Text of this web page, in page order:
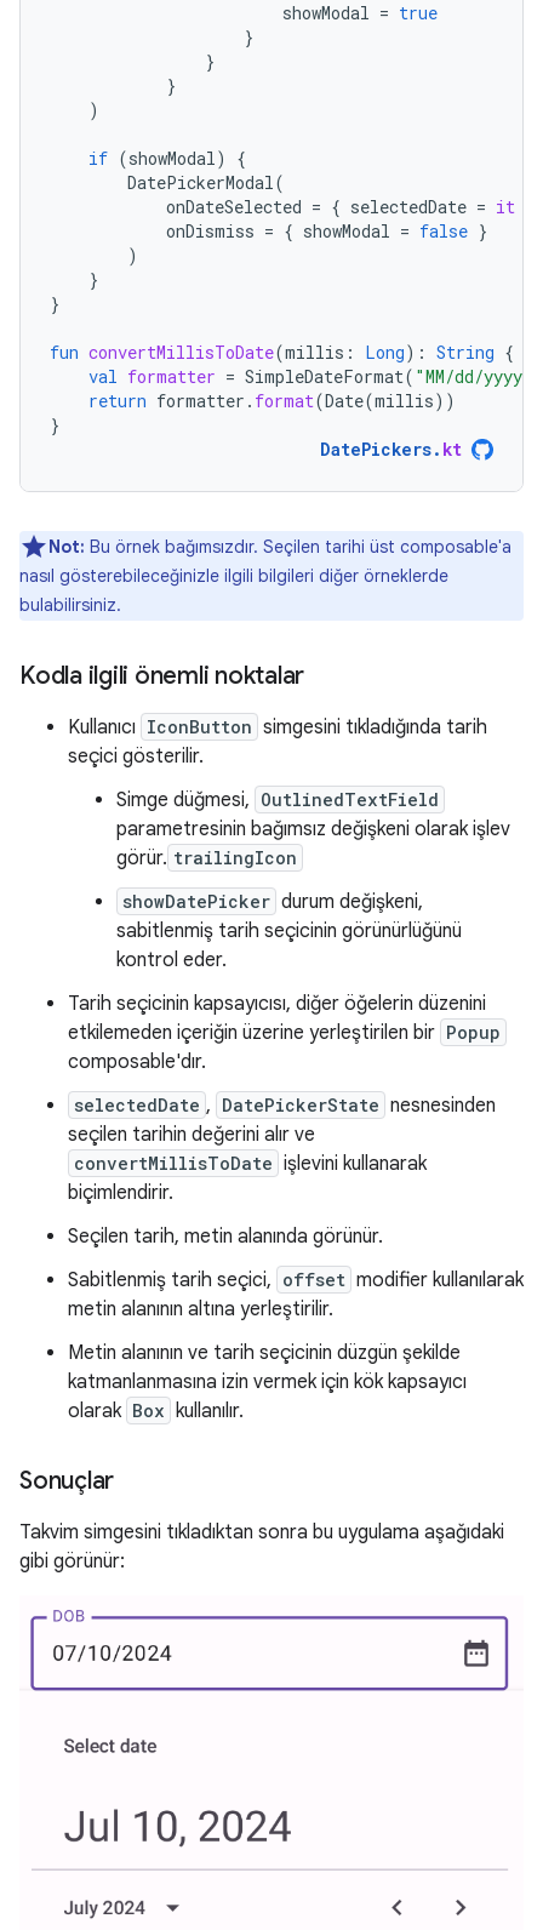
showModal = true
}
}
}
)
if (showModal)
{
DatePickerModal(
onDateSelected = { selectedDate = it
onDismiss = { showModal = false }
)
}
}
fun convertMillisToDate(millis : Long): String {
val formatter = SimpleDateFormat( "MM/dd/yyyy"
return formatter . format(Date(millis))
}
DatePickers. kt
Not: Bu örnek bağımsızdır. Seçilen tarihi üst composable'a
nasıl gösterebileceğinizle ilgili bilgileri diğer örneklerde
bulabilirsiniz.
Kodla ilgili önemli noktalar
Kullanıcı IconButton simgesini tıkladığında tarih
seçici gösterilir.
Simge düğmesi, OutlinedTextField
parametresinin bağımsız değişkeni olarak işlev
görür. trailingIcon
showDatePicker durum değişkeni,
sabitlenmiş tarih seçicinin görünürlüğünü
kontrol eder.
Tarih seçicinin kapsayıcısı, diğer öğelerin düzenini
etkilemeden içeriğin üzerine yerleştirilen bir Popup
composable'dır.
selectedDate , DatePickerState nesnesinden
seçilen tarihin değerini alır ve
convertMillisToDate işlevini kullanarak
biçimlendirir.
Seçilen tarih, metin alanında görünür.
Sabitlenmiş tarih seçici, offset modifier kullanılarak
metin alanının altına yerleştirilir.
Metin alanının ve tarih seçicinin düzgün şekilde
katmanlanmasına izin vermek için kök kapsayıcı
olarak Box kullanılır.
Sonuçlar
Takvim simgesini tıkladıktan sonra bu uygulama aşağıdaki
gibi görünür: